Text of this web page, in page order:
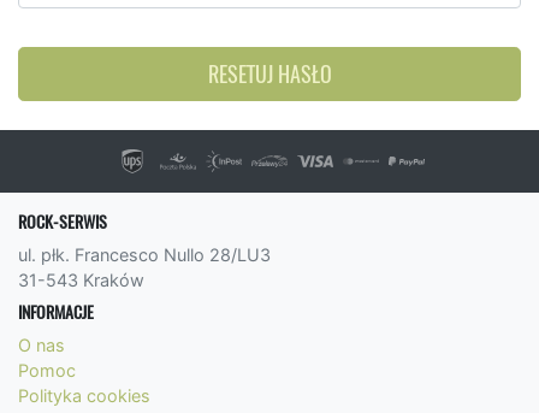
RESETUJ HASŁO
ROCK-SERWIS
ul. płk. Francesco Nullo 28/LU3
31-543 Kraków
INFORMACJE
O nas
Pomoc
Polityka cookies